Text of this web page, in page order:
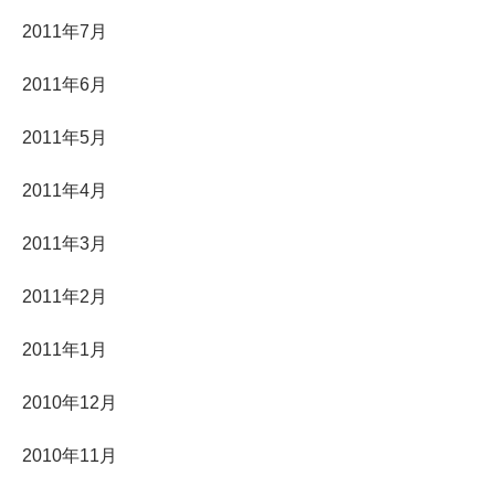
2011年7月
2011年6月
2011年5月
2011年4月
2011年3月
2011年2月
2011年1月
2010年12月
2010年11月